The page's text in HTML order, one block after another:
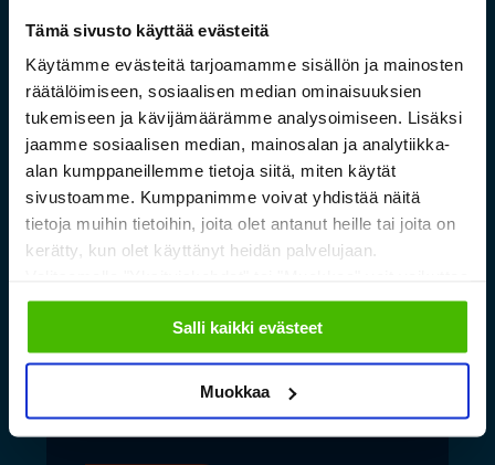
Tämä sivusto käyttää evästeitä
Käytämme evästeitä tarjoamamme sisällön ja mainosten
räätälöimiseen, sosiaalisen median ominaisuuksien
tukemiseen ja kävijämäärämme analysoimiseen. Lisäksi
jaamme sosiaalisen median, mainosalan ja analytiikka-
alan kumppaneillemme tietoja siitä, miten käytät
sivustoamme. Kumppanimme voivat yhdistää näitä
tietoja muihin tietoihin, joita olet antanut heille tai joita on
kerätty, kun olet käyttänyt heidän palvelujaan.
sallimiisi evästeisiin.
Salli kaikki evästeet
Muokkaa
Saamelaismuseon ja
luontokeskuksen esineistölle
sopivat ilmastoidut ja
kestävät säilytysratkaisut